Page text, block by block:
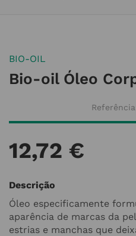
BIO-OIL
Bio-oil Óleo
Referência
12,72 €
Descrição
Óleo especificamente
aparência de marcas da
estrias e manchas que